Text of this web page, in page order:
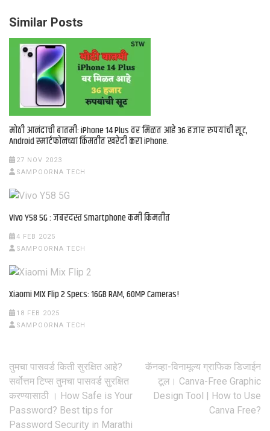
Similar Posts
मोठी आनंदाची बातमी: iPhone 14 Plus वर मिळत आहे 36 हजार रुपयांची सूट,
Android स्मार्टफोनच्या किंमतीत खरेदी करा iPhone.
27 NOV 2023
SAMPOORNA TECH
Vivo Y58 5G : जबरदस्त Smartphone कमी किमतीत
4 FEB 2025
SAMPOORNA TECH
Xiaomi MIX Flip 2 Specs: 16GB RAM, 60MP Cameras!
18 FEB 2025
SAMPOORNA TECH
Post
navigation
तुमचा पासवर्ड किती सुरक्षित आहे?
सर्वोत्तम टिप्स तुमचा पासवर्ड सुरक्षित
करण्यासाठी । How Safe is Your
Password? Best tips for
Password Security in Marathi
कॅनव्हा-विनामूल्य ग्राफिक डिजाईन
टूल। Canva-Free Graphic
Design Tool | How to Use
Canva Free?